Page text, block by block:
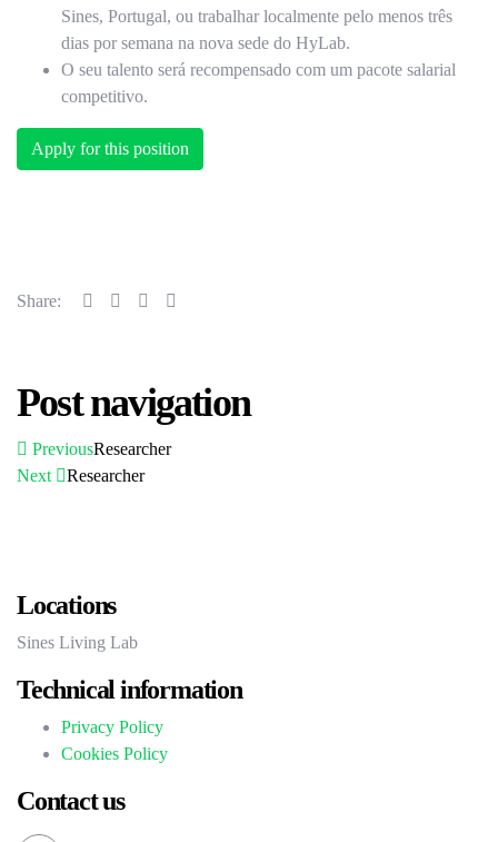
Sines, Portugal, ou trabalhar localmente pelo menos três
dias por semana na nova sede do HyLab.
O seu talento será recompensado com um pacote salarial
competitivo.
Apply for this position
Share:
Post navigation
PreviousResearcher
Next
Researcher
Locations
Sines Living Lab
Technical information
Privacy Policy
Cookies Policy
Contact us